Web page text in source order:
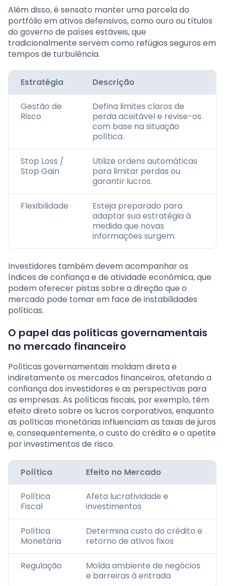
Além disso, é sensato manter uma parcela do
portfólio em ativos defensivos, como ouro ou títulos
do governo de países estáveis, que
tradicionalmente servem como refúgios seguros em
tempos de turbulência.
Estratégia Descrição
Gestão de
Risco
Defina limites claros de
perda aceitável e revise-os
com base na situação
política.
Stop Loss /
Stop Gain
Utilize ordens automáticas
para limitar perdas ou
garantir lucros.
Flexibilidade
Esteja preparado para
adaptar sua estratégia à
medida que novas
informações surgem.
Investidores também devem acompanhar os
índices de confiança e de atividade econômica, que
podem oferecer pistas sobre a direção que o
mercado pode tomar em face de instabilidades
políticas.
O papel das políticas governamentais
no mercado financeiro
Políticas governamentais moldam direta e
indiretamente os mercados financeiros, afetando a
confiança dos investidores e as perspectivas para
as empresas. As políticas fiscais, por exemplo, têm
efeito direto sobre os lucros corporativos, enquanto
as políticas monetárias influenciam as taxas de juros
e, consequentemente, o custo do crédito e o apetite
por investimentos de risco.
Política Efeito no Mercado
Política
Fiscal
Afeta lucratividade e
investimentos
Política
Monetária
Determina custo do crédito e
retorno de ativos fixos
Regulação
Molda ambiente de negócios
e barreiras à entrada